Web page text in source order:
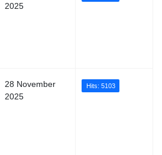
2025
28 November
2025
Hits: 5103